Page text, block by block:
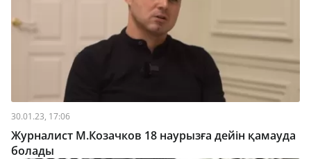
30.01.23, 17:06
Журналист М.Козачков 18 наурызға дейін қамауда
болады